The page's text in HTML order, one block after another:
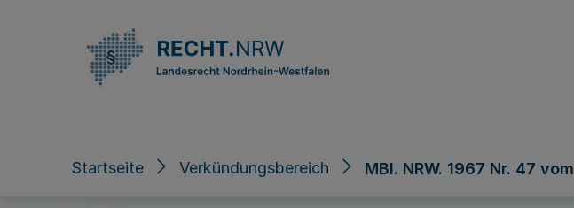
Startseite Verkündungsbereich MBl. NRW. 1967 Nr. 47 vom